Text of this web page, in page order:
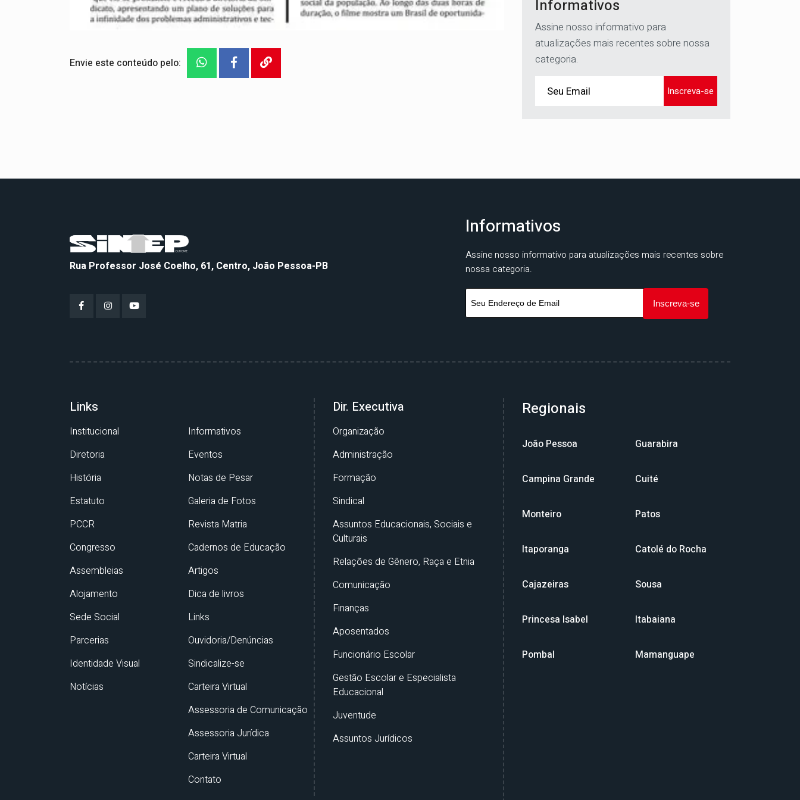
Envie este conteúdo pelo:
Informativos
Assine nosso informativo para
atualizações mais recentes sobre nossa
categoria.
Inscreva-se
Rua Professor José Coelho, 61, Centro, João Pessoa-PB
Informativos
Assine nosso informativo para atualizações mais recentes sobre
nossa categoria.
Links
Institucional
Diretoria
História
Estatuto
PCCR
Congresso
Assembleias
Alojamento
Sede Social
Parcerias
Identidade Visual
Notícias
Informativos
Eventos
Notas de Pesar
Galeria de Fotos
Revista Matria
Cadernos de Educação
Artigos
Dica de livros
Links
Ouvidoria/Denúncias
Sindicalize-se
Carteira Virtual
Assessoria de Comunicação
Assessoria Jurídica
Carteira Virtual
Contato
Dir. Executiva
Organização
Administração
Formação
Sindical
Assuntos Educacionais, Sociais e
Culturais
Relações de Gênero, Raça e Etnia
Comunicação
Finanças
Aposentados
Funcionário Escolar
Gestão Escolar e Especialista
Educacional
Juventude
Assuntos Jurídicos
Regionais
João Pessoa Guarabira
Campina Grande Cuité
Monteiro Patos
Itaporanga Catolé do Rocha
Cajazeiras Sousa
Princesa Isabel Itabaiana
Pombal Mamanguape